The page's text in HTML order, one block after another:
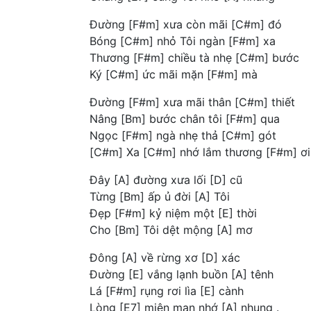
Đường [F#m] xưa còn mãi [C#m] đó
Bóng [C#m] nhỏ Tôi ngàn [F#m] xa
Thương [F#m] chiều tà nhẹ [C#m] bước
Ký [C#m] ức mãi mặn [F#m] mà
Đường [F#m] xưa mãi thân [C#m] thiết
Nâng [Bm] bước chân tôi [F#m] qua
Ngọc [F#m] ngà nhẹ thả [C#m] gót
[C#m] Xa [C#m] nhớ lắm thương [F#m]
Đây [A] đường xưa lối [D] cũ
Từng [Bm] ấp ủ đời [A] Tôi
Đẹp [F#m] kỷ niệm một [E] thời
Cho [Bm] Tôi dệt mộng [A] mơ
Đông [A] về rừng xơ [D] xác
Đường [E] vắng lạnh buồn [A] tênh
Lá [F#m] rụng rơi lìa [E] cành
Lòng [E7] miên man nhớ [A] nhung .